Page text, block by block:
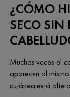
¿CÓMO
SECO SIN
Muchas veces el
aparecen al
cutánea está